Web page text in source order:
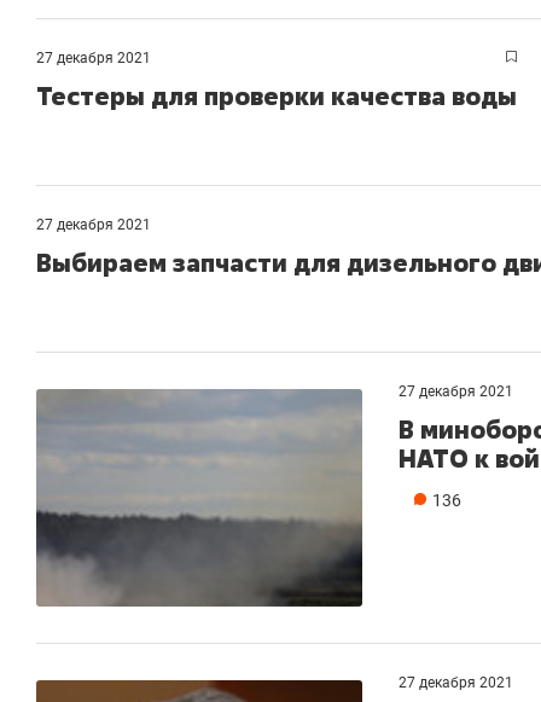
27 декабря 2021
Тестеры для проверки качества воды
27 декабря 2021
Выбираем запчасти для дизельного
27 декабря 2021
В
НАТО к
136
27 декабря 2021